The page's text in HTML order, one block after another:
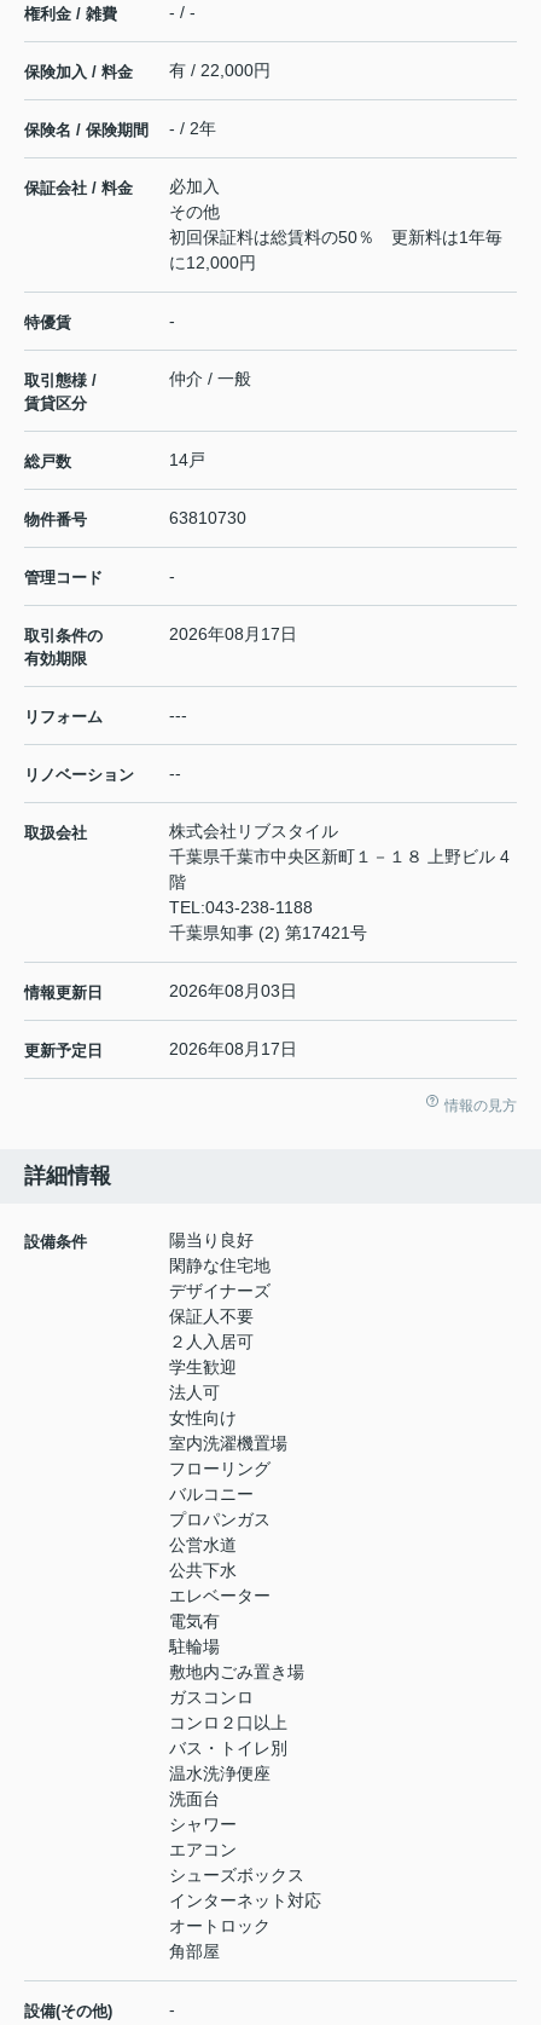
権利金 / 雑費 - / -
保険加入 / 料金 有 / 22,000円
保険名 / 保険期間 - / 2年
保証会社 / 料金
必加入
その他
初回保証料は総賃料の50％ 更新料は1年毎
に12,000円
特優賃 -
取引態様 /
賃貸区分
仲介 / 一般
総戸数 14戸
物件番号 63810730
管理コード -
取引条件の
有効期限
2026年08月17日
リフォーム ---
リノベーション --
取扱会社
株式会社リブスタイル
千葉県千葉市中央区新町１－１８ 上野ビル 4
階
TEL:043-238-1188
千葉県知事 (2) 第17421号
情報更新日 2026年08月03日
更新予定日 2026年08月17日
情報の見方
詳細情報
設備条件
陽当り良好
閑静な住宅地
デザイナーズ
保証人不要
２人入居可
学生歓迎
法人可
女性向け
室内洗濯機置場
フローリング
バルコニー
プロパンガス
公営水道
公共下水
エレベーター
電気有
駐輪場
敷地内ごみ置き場
ガスコンロ
コンロ２口以上
バス・トイレ別
温水洗浄便座
洗面台
シャワー
エアコン
シューズボックス
インターネット対応
オートロック
角部屋
設備(その他) -